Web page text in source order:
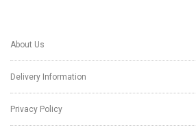
About Us
Delivery Information
Privacy Policy